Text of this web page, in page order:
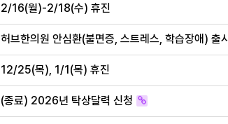
2/16(월)-2/18(수) 휴진
허브한의원 안심환(불면증, 스트레스, 학습장애) 출시
12/25(목), 1/1(목) 휴진
(종료) 2026년 탁상달력 신청